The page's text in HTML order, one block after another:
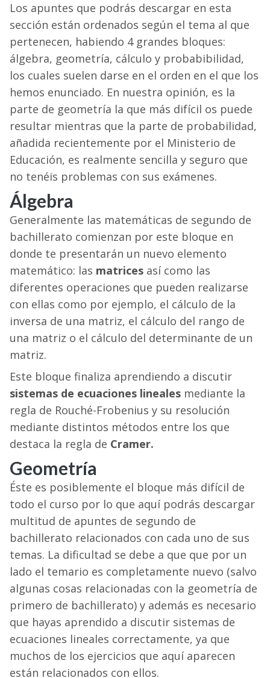
Los apuntes que podrás descargar en esta
sección están ordenados según el tema al que
pertenecen, habiendo 4 grandes bloques:
álgebra, geometría, cálculo y probabibilidad,
los cuales suelen darse en el orden en el que los
hemos enunciado. En nuestra opinión, es la
parte de geometría la que más difícil os puede
resultar mientras que la parte de probabilidad,
añadida recientemente por el Ministerio de
Educación, es realmente sencilla y seguro que
no tenéis problemas con sus exámenes.
Álgebra
Generalmente las matemáticas de segundo de
bachillerato comienzan por este bloque en
donde te presentarán un nuevo elemento
matemático: las matrices así como las
diferentes operaciones que pueden realizarse
con ellas como por ejemplo, el cálculo de la
inversa de una matriz, el cálculo del rango de
una matriz o el cálculo del determinante de un
matriz.
Este bloque finaliza aprendiendo a discutir
sistemas de ecuaciones lineales mediante la
regla de Rouché-Frobenius y su resolución
mediante distintos métodos entre los que
destaca la regla de Cramer.
Geometría
Éste es posiblemente el bloque más difícil de
todo el curso por lo que aquí podrás descargar
multitud de apuntes de segundo de
bachillerato relacionados con cada uno de sus
temas. La dificultad se debe a que que por un
lado el temario es completamente nuevo (salvo
algunas cosas relacionadas con la geometría de
primero de bachillerato) y además es necesario
que hayas aprendido a discutir sistemas de
ecuaciones lineales correctamente, ya que
muchos de los ejercicios que aquí aparecen
están relacionados con ellos.